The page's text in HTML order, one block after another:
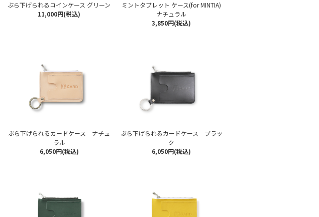
ぶら下げられるコインケース グリーン
11,000円(税込)
ミントタブレット ケース(for MINTIA)
ナチュラル
3,850円(税込)
ぶら下げられるカードケース ナチュ
ラル
6,050円(税込)
ぶら下げられるカードケース ブラッ
ク
6,050円(税込)